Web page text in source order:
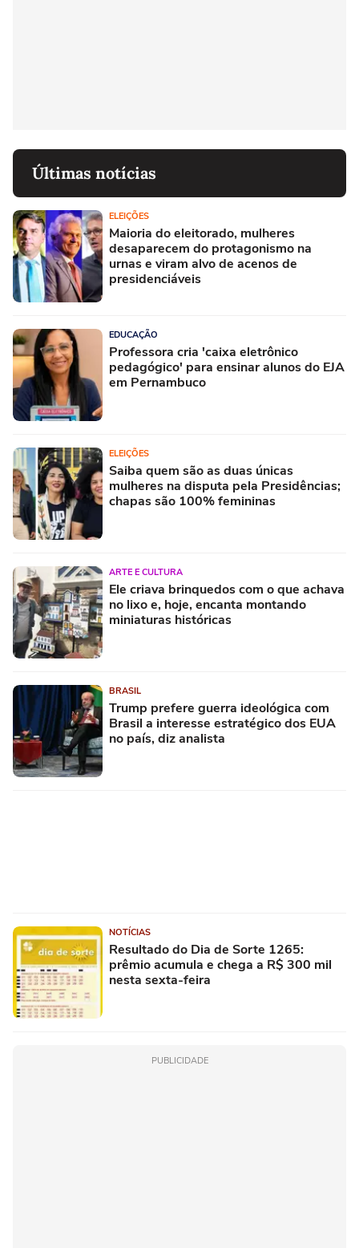
Últimas notícias
ELEIÇÕES
Maioria do eleitorado, mulheres
desaparecem do protagonismo na
urnas e viram alvo de acenos de
presidenciáveis
EDUCAÇÃO
Professora cria 'caixa eletrônico
pedagógico' para ensinar alunos do EJA
em Pernambuco
ELEIÇÕES
Saiba quem são as duas únicas
mulheres na disputa pela Presidências;
chapas são 100% femininas
ARTE E CULTURA
Ele criava brinquedos com o que achava
no lixo e, hoje, encanta montando
miniaturas históricas
BRASIL
Trump prefere guerra ideológica com
Brasil a interesse estratégico dos EUA
no país, diz analista
NOTÍCIAS
Resultado do Dia de Sorte 1265:
prêmio acumula e chega a R$ 300 mil
nesta sexta-feira
PUBLICIDADE